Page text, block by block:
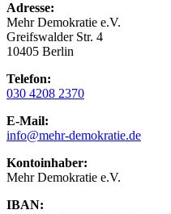
Adresse:
Mehr Demokratie e.V.
Greifswalder Str. 4
10405 Berlin
Telefon:
030 4208 2370
E-Mail:
info@mehr-demokratie.de
Kontoinhaber:
Mehr Demokratie e.V.
IBAN: